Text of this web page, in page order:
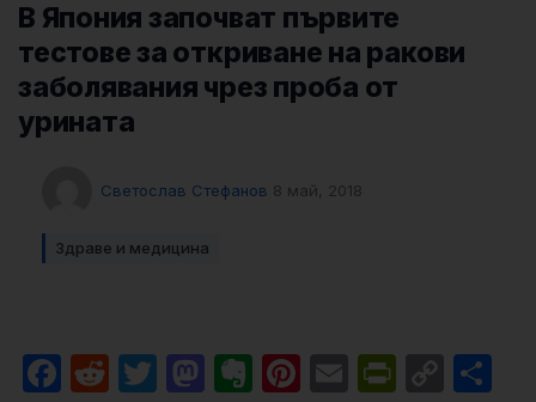
В Япония започват първите
тестове за откриване на ракови
заболявания чрез проба от
урината
Светослав Стефанов 8 май, 2018
Здраве и медицина
Facebook
RedditTwitter
Mastodon
Evernote
Pinterest
Email